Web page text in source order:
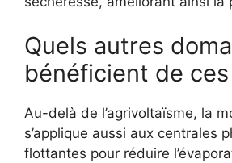
Quels autres
bénéficient de
Au-delà de l’agrivoltaïsme, la
s’applique aussi aux centrales
flottantes pour réduire